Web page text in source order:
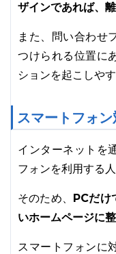
ザインであれば、
また、問い合わせ
つけられる位置に
ションを起こしや
スマートフォ
インターネットを
フォンを利用する
そのため、
PCだけ
いホームページに
スマートフォンに